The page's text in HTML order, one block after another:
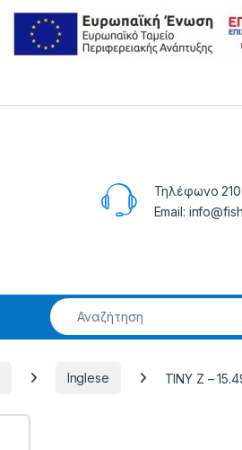
Τηλέφωνο
Email:
Inglese TINY Z –